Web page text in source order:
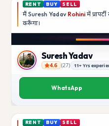
RENT BUY SELL
मैं Suresh Yadav Rohini में
करूँगा।
Suresh Yadav
Suresh Yadav
4.6 (27) 11+ Yrs
WhatsApp
RENT BUY SELL